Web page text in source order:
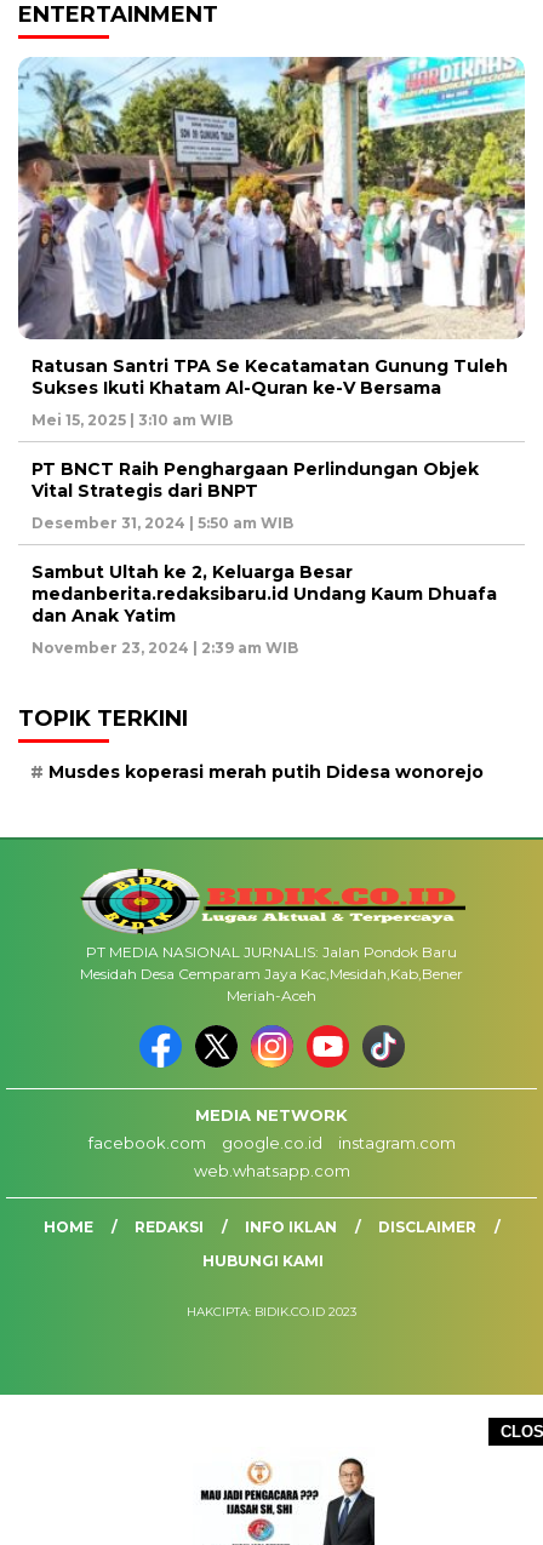
ENTERTAINMENT
Ratusan Santri TPA Se Kecatamatan Gunung Tuleh
Sukses Ikuti Khatam Al-Quran ke-V Bersama
Mei 15, 2025 | 3:10 am WIB
PT BNCT Raih Penghargaan Perlindungan Objek
Vital Strategis dari BNPT
Desember 31, 2024 | 5:50 am WIB
Sambut Ultah ke 2, Keluarga Besar
medanberita.redaksibaru.id Undang Kaum Dhuafa
dan Anak Yatim
November 23, 2024 | 2:39 am WIB
TOPIK TERKINI
Musdes koperasi merah putih Didesa wonorejo
PT MEDIA NASIONAL JURNALIS: Jalan Pondok Baru
Mesidah Desa Cemparam Jaya Kac,Mesidah,Kab,Bener
Meriah-Aceh
MEDIA NETWORK
facebook.com
google.co.id
instagram.com
web.whatsapp.com
HOME REDAKSI INFO IKLAN
DISCLAIMER
HUBUNGI KAMI
HAKCIPTA: BIDIK.CO.ID 2023